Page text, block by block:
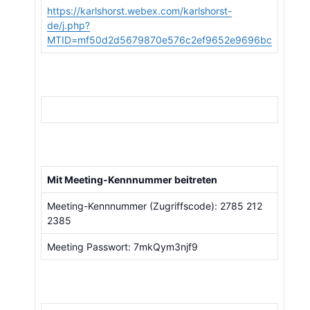
https://karlshorst.webex.com/karlshorst-
de/j.php?
MTID=mf50d2d5679870e576c2ef9652e9696bc
Mit Meeting-Kennnummer beitreten
Meeting-Kennnummer (Zugriffscode): 2785 212
2385
Meeting Passwort: 7mkQym3njf9